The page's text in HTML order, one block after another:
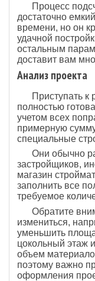
Процесс
достаточно
времени, но он
удачной
остальным
доставит вам
Анализ проекта
Приступать к
полностью
учетом всех
примерную
специальные
Они обычно
застройщиков,
магазин
заполнить все
требуемое
Обратите
измениться,
уменьшить
цокольный этаж
объем
поэтому важно
оформления